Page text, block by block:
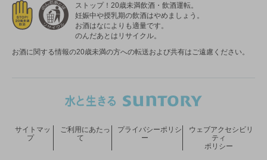
ストップ！20歳未満飲酒・飲酒運転。
妊娠中や授乳期の飲酒はやめましょう。
お酒はなによりも適量です。
のんだあとはリサイクル。
お酒に関する情報の20歳未満の方への転送および共有はご遠慮ください。
サイトマッ
プ
ご利用にあたっ
て
プライバシーポリシ
ー
ウェブアクセシビリ
ティ
ポリシー